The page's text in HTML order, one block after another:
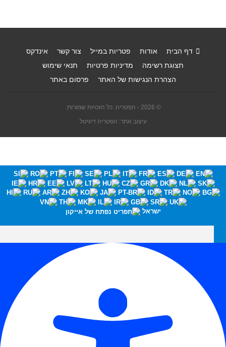
דף הבית אודות פטריות במייל צור קשר
אינדקס
תצוגת רשימה
מדיניות פרטיות
תנאי שימוש
הצהרת הנגישות של האתר
פרסום באתר
© 2026 - הפטריה. כל הזכויות שמורות.
עיצוב אתר: הפטריה דיגיטל
ישראל